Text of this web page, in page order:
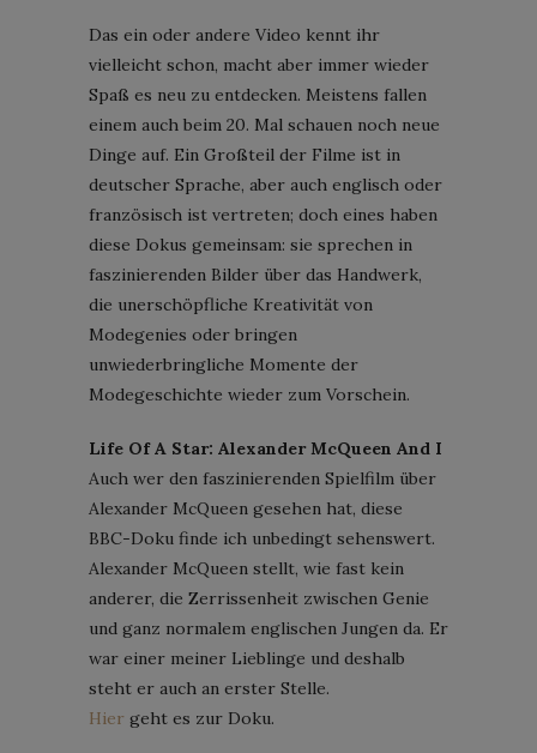
Das ein oder andere Video kennt ihr
vielleicht schon, macht aber immer wieder
Spaß es neu zu entdecken. Meistens fallen
einem auch beim 20. Mal schauen noch neue
Dinge auf. Ein Großteil der Filme ist in
deutscher Sprache, aber auch englisch oder
französisch ist vertreten; doch eines haben
diese Dokus gemeinsam: sie sprechen in
faszinierenden Bilder über das Handwerk,
die unerschöpfliche Kreativität von
Modegenies oder bringen
unwiederbringliche Momente der
Modegeschichte wieder zum Vorschein.
Life Of A Star: Alexander McQueen And I
Auch wer den faszinierenden Spielfilm über
Alexander McQueen gesehen hat, diese
BBC-Doku finde ich unbedingt sehenswert.
Alexander McQueen stellt, wie fast kein
anderer, die Zerrissenheit zwischen Genie
und ganz normalem englischen Jungen da. Er
war einer meiner Lieblinge und deshalb
steht er auch an erster Stelle.
Hier geht es zur Doku.